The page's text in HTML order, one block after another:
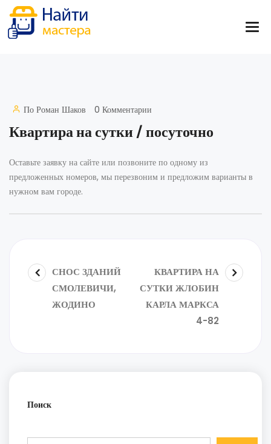
По Роман Шаков 0 Комментарии
Квартира на сутки / посуточно
Оставьте заявку на сайте или позвоните по одному из
предложенных номеров, мы перезвоним и предложим варианты в
нужном вам городе.
СНОС ЗДАНИЙ
СМОЛЕВИЧИ,
ЖОДИНО
КВАРТИРА НА
СУТКИ ЖЛОБИН
КАРЛА МАРКСА
4-82
Поиск